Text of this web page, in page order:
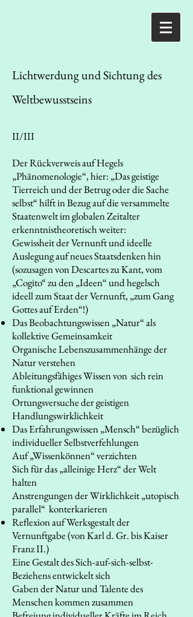
Lichtwerdung und Sichtung des
Weltbewusstseins
II/III
Der Rückverweis auf Hegels
„Phänomenologie“, hier: „Das geistige
Tierreich und der Betrug oder die Sache
selbst“ hilft in Bezug auf die versammelte
Staatenwelt im globalen Zeitalter
erkenntnistheoretisch weiter:
Gewissheit der Vernunft und ideelle
Auslegung auf neues Staatsdenken hin
(sozusagen von Descartes zu Kant, vom
„Cogito“ zu den „Ideen“ und hegelsch
ideell zum Staat der Vernunft, „zum Gang
Gottes auf Erden“!)
Das Beobachtungswissen „Natur“ als
kollektive Gemeinsamkeit
Organische Lebenszusammenhänge der
Natur verstehen
Ableitungsfähiges Wissen von sich rein
funktional gewinnen
Ortungsversuche der geistigen
Handlungswirklichkeit
Das Erfahrungswissen „Mensch“ bezüglich
individueller Selbstverfehlungen
Auf „Wissenkönnen“ verzichten
Sich für das „alleinige Herz“ der Welt
halten
Anstrengungen der Wirklichkeit „utopisch
parallel“ konterkarieren
Reflexion auf Werksgestalt der
Vernunftgabe (von Karl d. Gr. bis Kaiser
Franz II.)
Eine Gestalt des Sich-auf-sich-selbst-
Beziehens entwickelt sich
Gaben der Natur und Talente des
Menschen kommen zusammen